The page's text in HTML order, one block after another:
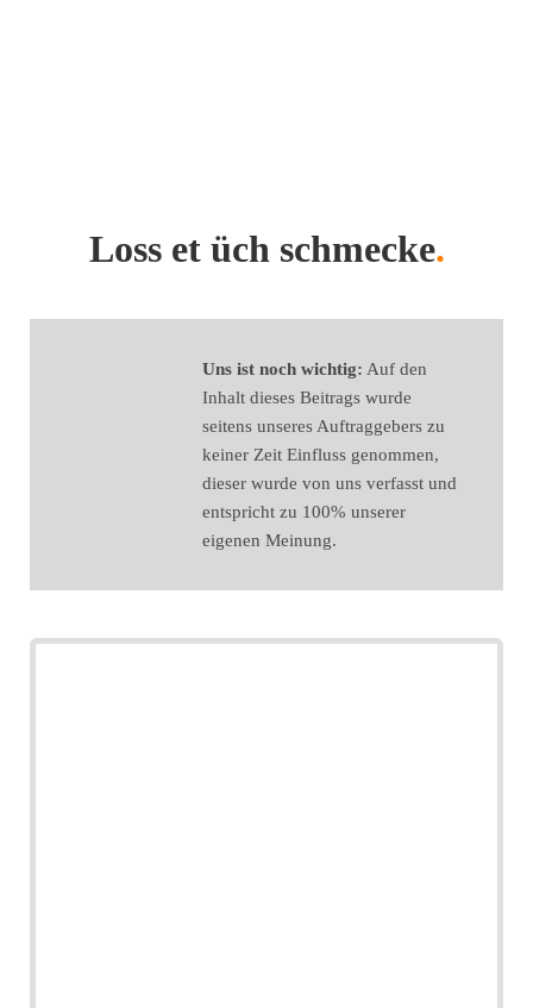
Loss et üch schmecke.
Uns ist noch wichtig: Auf den
Inhalt dieses Beitrags wurde
seitens unseres Auftraggebers zu
keiner Zeit Einfluss genommen,
dieser wurde von uns verfasst und
entspricht zu 100% unserer
eigenen Meinung.